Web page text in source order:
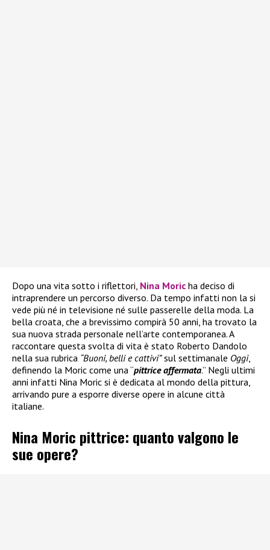
Dopo una vita sotto i riflettori, Nina Moric ha deciso di
intraprendere un percorso diverso. Da tempo infatti non la si
vede più né in televisione né sulle passerelle della moda. La
bella croata, che a brevissimo compirà 50 anni, ha trovato la
sua nuova strada personale nell’arte contemporanea. A
raccontare questa svolta di vita è stato Roberto Dandolo
nella sua rubrica “Buoni, belli e cattivi”sul settimanale Oggi,
definendo la Moric come una “pittrice affermata.” Negli ultimi
anni infatti Nina Moric si è dedicata al mondo della pittura,
arrivando pure a esporre diverse opere in alcune città
italiane.
Nina Moric pittrice: quanto valgono le
sue opere?